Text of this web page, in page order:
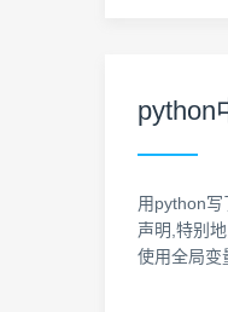
python
用python
声明,特别
使用全局变